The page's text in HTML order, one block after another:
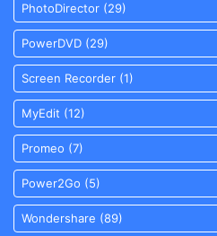
PhotoDirector (29)
PowerDVD (29)
Screen Recorder (1)
MyEdit (12)
Promeo (7)
Power2Go (5)
Wondershare (89)